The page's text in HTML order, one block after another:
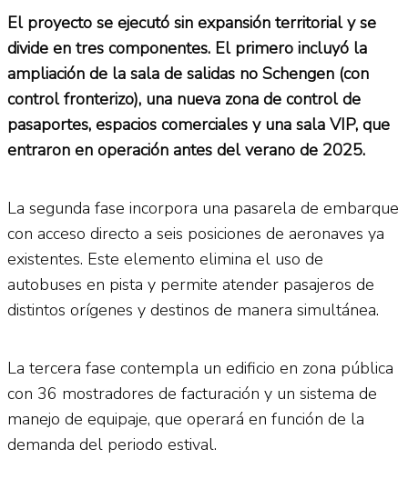
El proyecto se ejecutó sin expansión territorial y se
divide en tres componentes. El primero incluyó la
ampliación de la sala de salidas no Schengen (con
control fronterizo), una nueva zona de control de
pasaportes, espacios comerciales y una sala VIP, que
entraron en operación antes del verano de 2025.
La segunda fase incorpora una pasarela de embarque
con acceso directo a seis posiciones de aeronaves ya
existentes. Este elemento elimina el uso de
autobuses en pista y permite atender pasajeros de
distintos orígenes y destinos de manera simultánea.
La tercera fase contempla un edificio en zona pública
con 36 mostradores de facturación y un sistema de
manejo de equipaje, que operará en función de la
demanda del periodo estival.